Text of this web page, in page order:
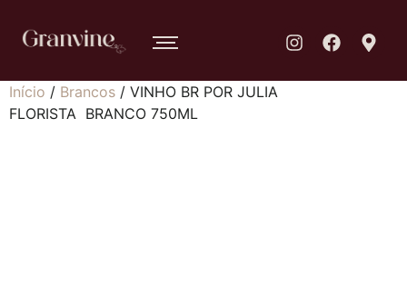
Início / Brancos / VINHO BR POR JULIA
FLORISTA BRANCO 750ML